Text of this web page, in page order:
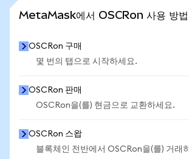
MetaMask에서 OSCRon 사용 방법
OSCRon 구매
몇 번의 탭으로 시작하세요.
OSCRon 판매
OSCRon을(를) 현금으로 교환하세요.
OSCRon 스왑
블록체인 전반에서 OSCRon을(를) 거래